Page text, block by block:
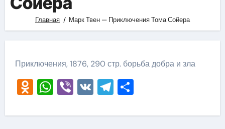
Главная Марк Твен — Приключения Тома Сойера
Приключения, 1876, 290 стр. борьба добра и зла
Odnoklassniki
WhatsApp
Viber
VKTelegram
Отправить